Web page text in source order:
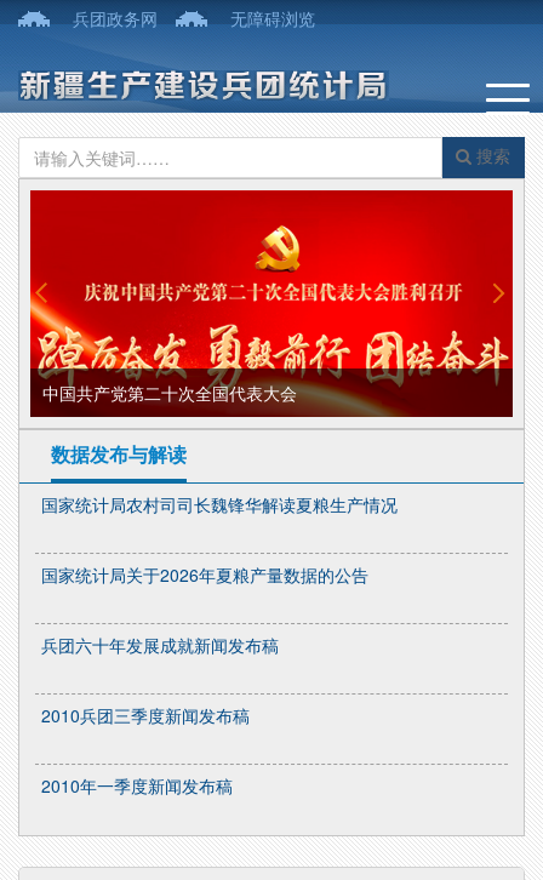
兵团政务网 无障碍浏览
搜索
中国共产党第二十次全国代表大会
数据发布与解读
国家统计局农村司司长魏锋华解读夏粮生产情况
国家统计局关于2026年夏粮产量数据的公告
兵团六十年发展成就新闻发布稿
2010兵团三季度新闻发布稿
2010年一季度新闻发布稿